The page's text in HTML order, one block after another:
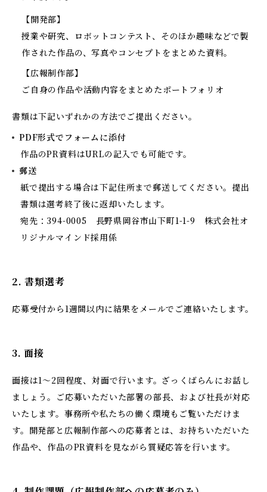
【開発部】
授業や研究、ロボットコンテスト、そのほか趣味などで製
作された作品の、写真やコンセプトをまとめた資料。
【広報制作部】
ご自身の作品や活動内容をまとめたポートフォリオ
書類は下記いずれかの方法でご提出ください。
PDF形式でフォームに添付
作品のPR資料はURLの記入でも可能です。
郵送
紙で提出する場合は下記住所まで郵送してください。提出
書類は選考終了後に返却いたします。
宛先：394-0005 長野県岡谷市山下町1-1-9 株式会社オ
リジナルマインド採用係
2. 書類選考
応募受付から1週間以内に結果をメールでご連絡いたします。
3. 面接
面接は1〜2回程度、対面で行います。ざっくばらんにお話し
ましょう。ご応募いただいた部署の部長、および社長が対応
いたします。事務所や私たちの働く環境もご覧いただけま
す。開発部と広報制作部への応募者とは、お持ちいただいた
作品や、作品のPR資料を見ながら質疑応答を行います。